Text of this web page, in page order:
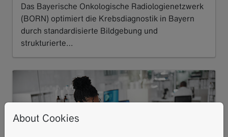
Das Bayerische Onkologische Radiologienetzwerk
(BORN) optimiert die Krebsdiagnostik in Bayern
durch standardisierte Bildgebung und
strukturierte…
About Cookies